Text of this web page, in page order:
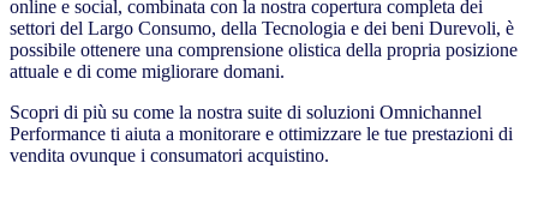
online e social, combinata con la nostra copertura completa dei
settori del Largo Consumo, della Tecnologia e dei beni Durevoli, è
possibile ottenere una comprensione olistica della propria posizione
attuale e di come migliorare domani.
Scopri di più su come la nostra suite di soluzioni Omnichannel
Performance ti aiuta a monitorare e ottimizzare le tue prestazioni di
vendita ovunque i consumatori acquistino.